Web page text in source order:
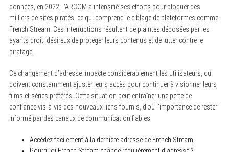
données, en 2022, l’ARCOM a intensifié ses efforts pour bloquer des
milliers de sites piratés, ce qui comprend le ciblage de plateformes comme
French Stream. Ces interruptions résultent de plaintes déposées par les
ayants droit, désireux de protéger leurs contenus et de lutter contre le
piratage.
Ce changement d’adresse impacte considérablement les utilisateurs, qui
doivent constamment ajuster leurs accès pour continuer à visionner leurs
films et séries préférés. Cette situation peut entraîner une perte de
confiance vis-à-vis des nouveaux liens fournis, d’où l’importance de rester
informé par des canaux de communication fiables.
Accédez facilement à la dernière adresse de French Stream